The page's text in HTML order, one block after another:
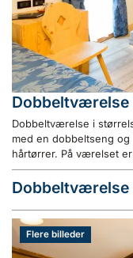
Dobbeltværelse
Dobbeltværelse i
med en dobbeltseng
hårtørrer. På værelset
Dobbeltværelse
Flere billeder